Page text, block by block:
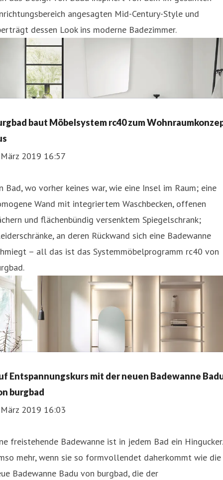
angesagten Mid-Century-Style und
dessen Look ins moderne Badezimmer.
baut Möbelsystem rc40 zum
2019 16:57
Bad, wo vorher keines war, wie eine Insel im Raum; eine
Wand mit integriertem Waschbecken, offenen
und flächenbündig versenktem Spiegelschrank;
an deren Rückwand sich eine Badewanne
– all das ist das Systemmöbelprogramm rc40 von
Entspannungskurs mit der neuen Badewanne
burgbad
2019 16:03
freistehende Badewanne ist in jedem Bad ein Hingucker.
mehr, wenn sie so formvollendet daherkommt wie die
Badewanne Badu von burgbad, die der